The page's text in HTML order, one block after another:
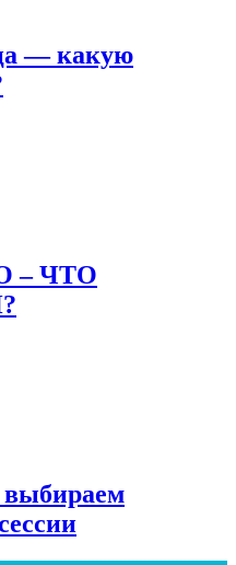
— какую
– ЧТО
выбираем